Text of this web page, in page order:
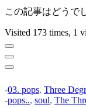
この記事はどうで
Visited 173 times, 1
-03. pops, Three
-pops.., soul, The